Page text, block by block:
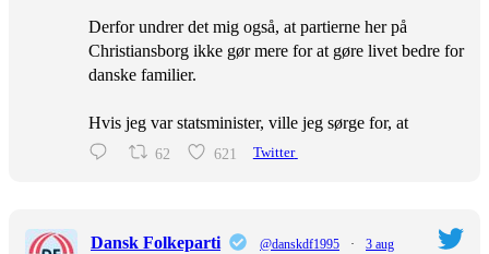
Derfor undrer det mig også, at partierne her på
Christiansborg ikke gør mere for at gøre livet bedre for
danske familier.
Hvis jeg var statsminister, ville jeg sørge for, at
62 621 Twitter
Dansk Folkeparti @danskdf1995 · 3 aug